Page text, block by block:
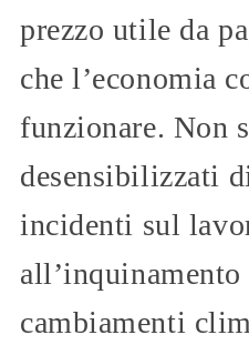
prezzo utile da
che l’economia
funzionare. Non
desensibilizzati
incidenti sul
cambiamenti